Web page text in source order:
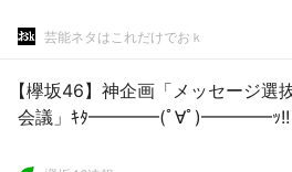
芸能ネタはこれだけでおｋ
【欅坂46】神企画「メッセージ選
会議」ｷﾀ━━━━(ﾟ∀ﾟ)━━━━ｯ!!